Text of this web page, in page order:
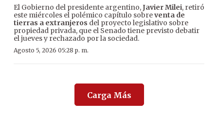
El Gobierno del presidente argentino,Javier Milei, retiró
este miércoles el polémico capítulo sobreventa de
tierras a extranjeros del proyecto legislativo sobre
propiedad privada, que el Senado tiene previsto debatir
el jueves y rechazado por la sociedad.
Agosto 5, 2026 05:28 p. m.
Carga Más